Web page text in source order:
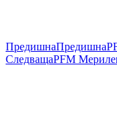
ПредишнаПредишна
СледващаPFM